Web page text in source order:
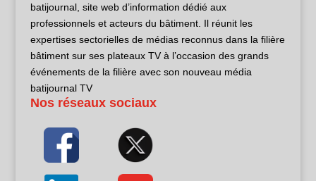
batijournal, site web d’information dédié aux
professionnels et acteurs du bâtiment. Il réunit les
expertises sectorielles de médias reconnus dans la filière
bâtiment sur ses plateaux TV à l’occasion des grands
événements de la filière avec son nouveau média
batijournal TV
Nos réseaux sociaux